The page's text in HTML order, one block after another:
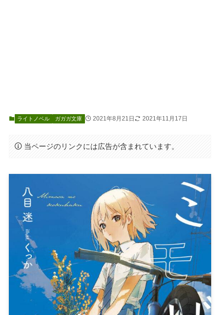
ライトノベル ガガガ文庫 2021年8月21日 2021年11月17日
当ページのリンクには広告が含まれています。